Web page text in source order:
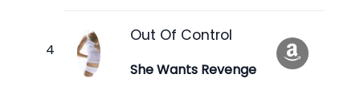
Out Of Control
She Wants Revenge